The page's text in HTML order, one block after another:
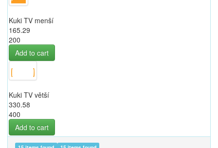
Kuki TV menší
165.29
200
Add to cart
Kuki TV větší
330.58
400
Add to cart